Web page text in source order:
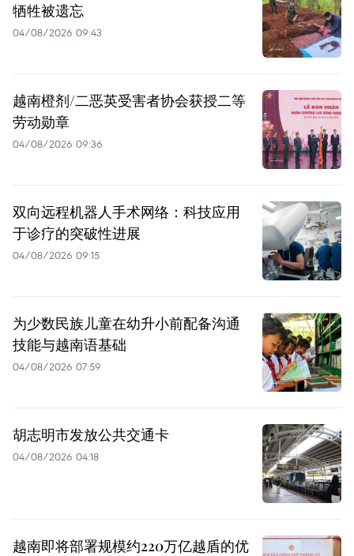
牺牲被遗忘
04/08/2026 09:43
越南橙剂/二恶英受害者协会获授二等
劳动勋章
04/08/2026 09:36
双向远程机器人手术网络：科技应用
于诊疗的突破性进展
04/08/2026 09:15
为少数民族儿童在幼升小前配备沟通
技能与越南语基础
04/08/2026 07:59
胡志明市发放公共交通卡
04/08/2026 04:18
越南即将部署规模约220万亿越盾的优